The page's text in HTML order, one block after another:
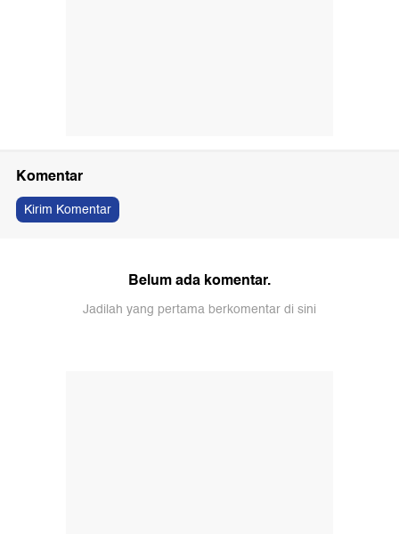
Komentar
Kirim Komentar
Belum ada komentar.
Jadilah yang pertama berkomentar di sini